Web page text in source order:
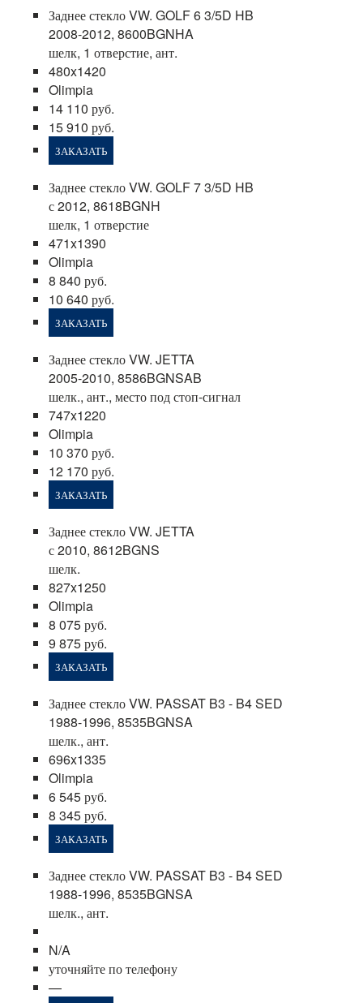
Заднее стекло VW. GOLF 6 3/5D HB
2008-2012, 8600BGNHA
шелк, 1 отверстие, ант.
480x1420
Olimpia
14 110 руб.
15 910 руб.
ЗАКАЗАТЬ
Заднее стекло VW. GOLF 7 3/5D HB
с 2012, 8618BGNH
шелк, 1 отверстие
471x1390
Olimpia
8 840 руб.
10 640 руб.
ЗАКАЗАТЬ
Заднее стекло VW. JETTA
2005-2010, 8586BGNSAB
шелк., ант., место под стоп-сигнал
747x1220
Olimpia
10 370 руб.
12 170 руб.
ЗАКАЗАТЬ
Заднее стекло VW. JETTA
с 2010, 8612BGNS
шелк.
827x1250
Olimpia
8 075 руб.
9 875 руб.
ЗАКАЗАТЬ
Заднее стекло VW. PASSAT B3 - B4 SED
1988-1996, 8535BGNSA
шелк., ант.
696x1335
Olimpia
6 545 руб.
8 345 руб.
ЗАКАЗАТЬ
Заднее стекло VW. PASSAT B3 - B4 SED
1988-1996, 8535BGNSA
шелк., ант.
N/A
уточняйте по телефону
—